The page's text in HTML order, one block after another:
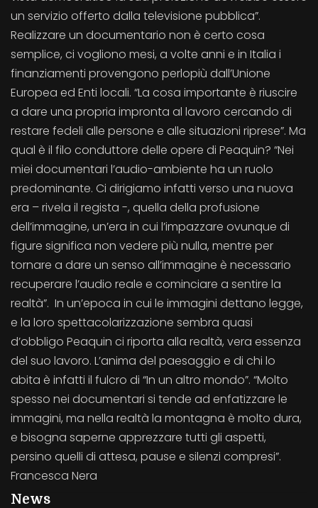
un servizio offerto dalla televisione pubblica”.
Realizzare un documentario non è certo cosa
semplice, ci vogliono mesi, a volte anni e in Italia i
finanziamenti provengono perlopiù dall’Unione
Europea ed Enti locali. “La cosa importante è riuscire
a dare una propria impronta al lavoro cercando di
restare fedeli alle persone e alle situazioni riprese”. Ma
qual è il filo conduttore delle opere di Peaquin? “Nei
miei documentari l’audio-ambiente ha un ruolo
predominante. Ci dirigiamo infatti verso una nuova
era – rivela il regista -, quella della profusione
dell’immagine, un’era in cui l’impazzare ovunque di
figure significa non vedere più nulla, mentre per
tornare a dare un senso all’immagine è necessario
recuperare l’audio reale e cominciare a sentire la
realtà”. In un’epoca in cui le immagini dettano legge,
e la loro spettacolarizzazione sembra quasi
d’obbligo Peaquin ci riporta alla realtà, vera essenza
del suo lavoro. L’anima del paesaggio e di chi lo
abita è infatti il fulcro di “In un altro mondo”. “Molto
spesso nei documentari si tende ad enfatizzare le
immagini, ma nella realtà la montagna è molto dura,
e bisogna saperne apprezzare tutti gli aspetti,
persino quelli di attesa, pause e silenzi compresi”.
Francesca Nera
News